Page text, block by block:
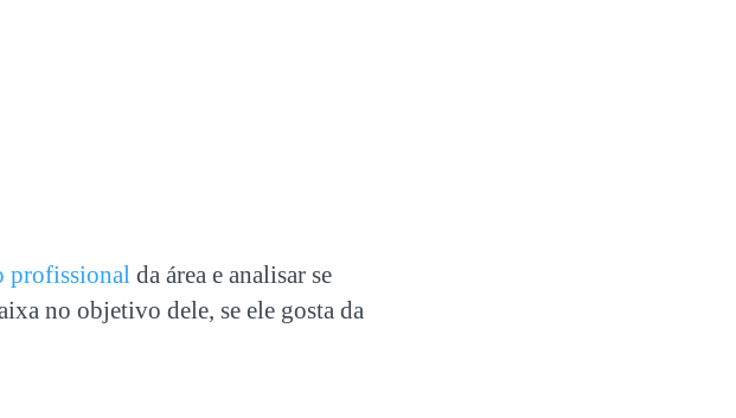
profissional da área e analisar se
no objetivo dele, se ele gosta da